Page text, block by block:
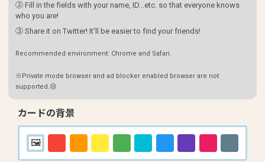
② Fill in the fields with your name, ID...etc. so that everyone knows
who you are!
③ Share it on Twitter! It'll be easier to find your friends!
Recommended environment: Chrome and Safari.
※Private mode browser and ad blocker enabled browser are not
supported.😢
カードの背景